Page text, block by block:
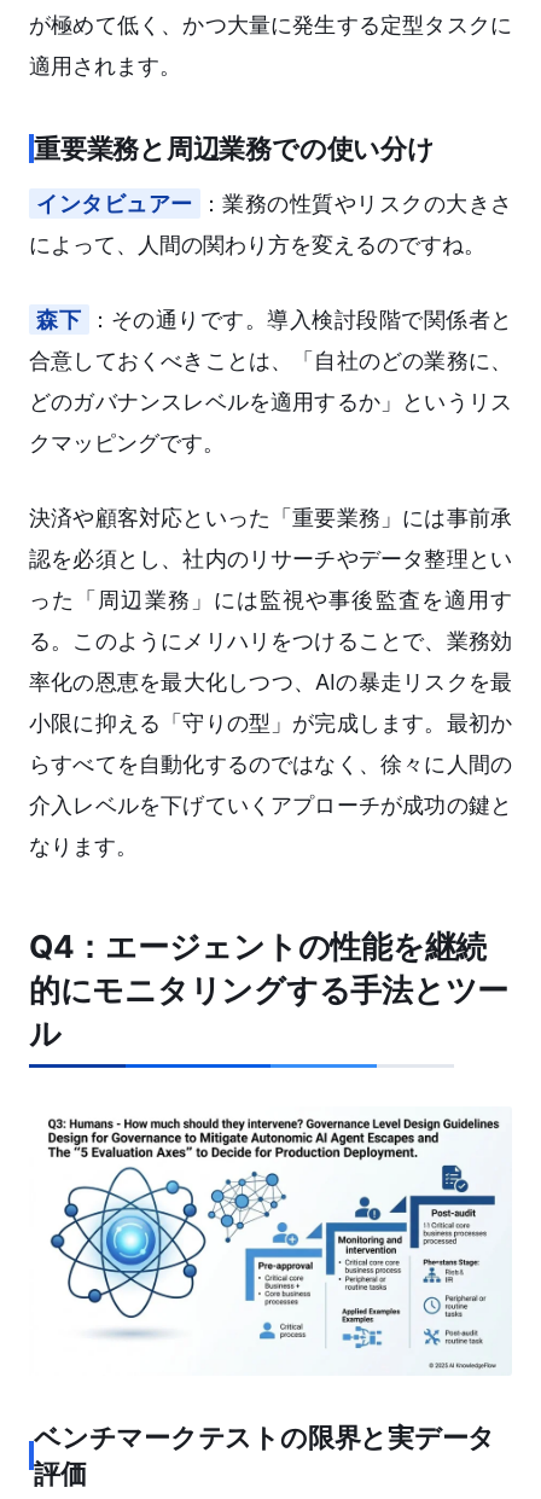
が極めて低く、かつ大量に発生する定型タスクに
適用されます。
重要業務と周辺業務での使い分け
インタビュアー
：業務の性質やリスクの大きさ
によって、人間の関わり方を変えるのですね。
森下
：その通りです。導入検討段階で関係者と
合意しておくべきことは、「自社のどの業務に、
どのガバナンスレベルを適用するか」というリス
クマッピングです。
決済や顧客対応といった「重要業務」には事前承
認を必須とし、社内のリサーチやデータ整理とい
った「周辺業務」には監視や事後監査を適用す
る。このようにメリハリをつけることで、業務効
率化の恩恵を最大化しつつ、AIの暴走リスクを最
小限に抑える「守りの型」が完成します。最初か
らすべてを自動化するのではなく、徐々に人間の
介入レベルを下げていくアプローチが成功の鍵と
なります。
Q4：エージェントの性能を継続
的にモニタリングする手法とツー
ル
ベンチマークテストの限界と実データ
評価